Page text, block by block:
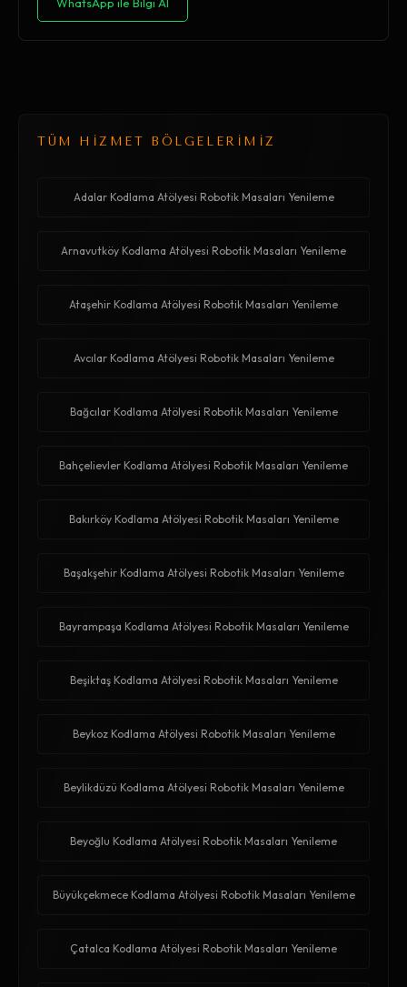
WhatsApp ile Bilgi Al
TÜM HİZMET BÖLGELERİMİZ
Adalar Kodlama Atölyesi Robotik Masaları Yenileme
Arnavutköy Kodlama Atölyesi Robotik Masaları Yenileme
Ataşehir Kodlama Atölyesi Robotik Masaları Yenileme
Avcılar Kodlama Atölyesi Robotik Masaları Yenileme
Bağcılar Kodlama Atölyesi Robotik Masaları Yenileme
Bahçelievler Kodlama Atölyesi Robotik Masaları Yenileme
Bakırköy Kodlama Atölyesi Robotik Masaları Yenileme
Başakşehir Kodlama Atölyesi Robotik Masaları Yenileme
Bayrampaşa Kodlama Atölyesi Robotik Masaları Yenileme
Beşiktaş Kodlama Atölyesi Robotik Masaları Yenileme
Beykoz Kodlama Atölyesi Robotik Masaları Yenileme
Beylikdüzü Kodlama Atölyesi Robotik Masaları Yenileme
Beyoğlu Kodlama Atölyesi Robotik Masaları Yenileme
Büyükçekmece Kodlama Atölyesi Robotik Masaları Yenileme
Çatalca Kodlama Atölyesi Robotik Masaları Yenileme